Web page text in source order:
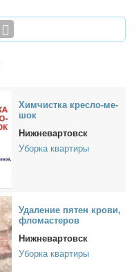
Хим­чист­ка крес­ло-ме­
шок
Нижневартовск
Уборка квартиры
Уда­ле­ние пя­тен кро­ви,
фло­ма­сте­ров
Нижневартовск
Уборка квартиры